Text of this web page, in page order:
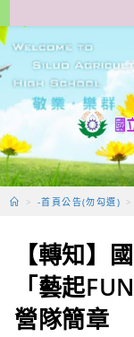
轉
至
要
容
> -首頁公告(勿勾選) >
【轉知】
「藝起
營隊簡章